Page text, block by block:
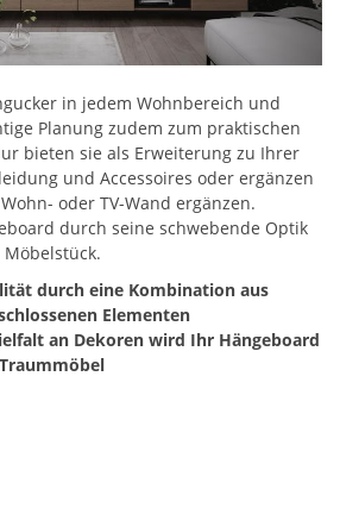
in jedem Wohnbereich und
Planung zudem zum praktischen
bieten sie als Erweiterung zu Ihrer
und Accessoires oder ergänzen
oder TV-Wand ergänzen.
durch seine schwebende Optik
durch eine Kombination aus
Elementen
an Dekoren wird Ihr Hängeboard